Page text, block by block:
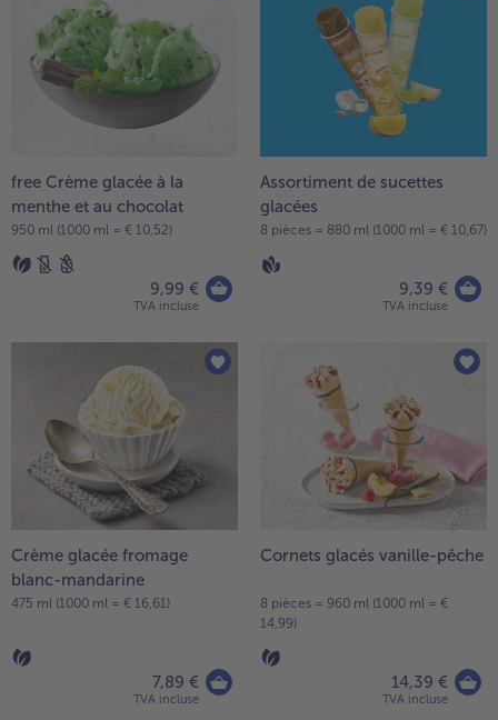
- 5 € à l’achat de 7 menus au choix
free Crème glacée à la
menthe et au chocolat
950 ml (1000 ml = € 10,52)
9,99 €
TVA incluse
Assortiment de sucettes
glacées
8 pièces = 880 ml (1000 ml = € 10,67)
9,39 €
TVA incluse
Crème glacée fromage
blanc-mandarine
475 ml (1000 ml = € 16,61)
7,89 €
TVA incluse
Cornets glacés vanille-pêche
8 pièces = 960 ml (1000 ml = €
14,99)
14,39 €
TVA incluse